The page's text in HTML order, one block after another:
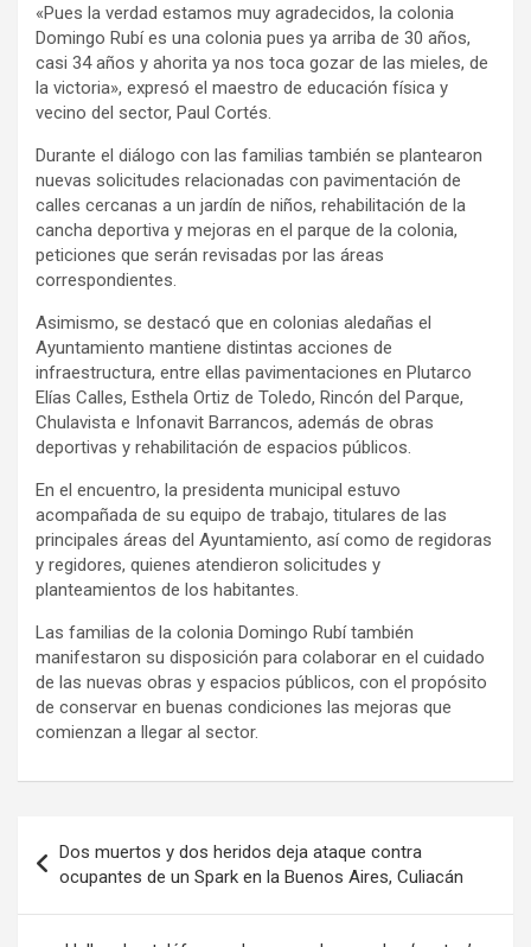
«Pues la verdad estamos muy agradecidos, la colonia
Domingo Rubí es una colonia pues ya arriba de 30 años,
casi 34 años y ahorita ya nos toca gozar de las mieles, de
la victoria», expresó el maestro de educación física y
vecino del sector, Paul Cortés.
Durante el diálogo con las familias también se plantearon
nuevas solicitudes relacionadas con pavimentación de
calles cercanas a un jardín de niños, rehabilitación de la
cancha deportiva y mejoras en el parque de la colonia,
peticiones que serán revisadas por las áreas
correspondientes.
Asimismo, se destacó que en colonias aledañas el
Ayuntamiento mantiene distintas acciones de
infraestructura, entre ellas pavimentaciones en Plutarco
Elías Calles, Esthela Ortiz de Toledo, Rincón del Parque,
Chulavista e Infonavit Barrancos, además de obras
deportivas y rehabilitación de espacios públicos.
En el encuentro, la presidenta municipal estuvo
acompañada de su equipo de trabajo, titulares de las
principales áreas del Ayuntamiento, así como de regidoras
y regidores, quienes atendieron solicitudes y
planteamientos de los habitantes.
Las familias de la colonia Domingo Rubí también
manifestaron su disposición para colaborar en el cuidado
de las nuevas obras y espacios públicos, con el propósito
de conservar en buenas condiciones las mejoras que
comienzan a llegar al sector.
de
entradas
Dos muertos y dos heridos deja ataque contra
ocupantes de un Spark en la Buenos Aires, Culiacán